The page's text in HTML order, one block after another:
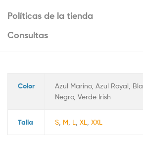
Políticas de la tienda
Consultas
Color
Azul Marino, Azul Royal,
Negro, Verde Irish
Talla S, M, L XL XXL